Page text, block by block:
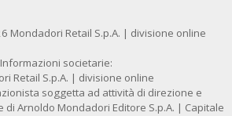
Mondadori Retail S.p.A. | divisione online
Informazioni societarie:
Retail S.p.A. | divisione online
soggetta ad attività di direzione e
Arnoldo Mondadori Editore S.p.A. | Capitale